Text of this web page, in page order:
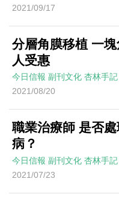
2021/09/17
分層角膜移植 一
人受惠
今日信報 副刊文化 杏林手記
2021/08/20
職業治療師 是否
病？
今日信報 副刊文化 杏林手記
2021/07/23